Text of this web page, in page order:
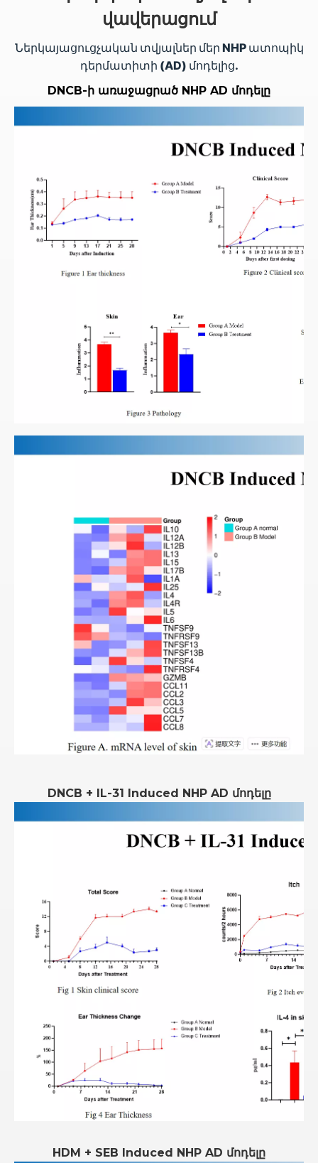
վավերացում
Ներկայացուցչական տվյալներ մեր NHP ատոպիկ
դերմատիտի (AD) մոդելից.
DNCB-ի առաջացրած NHP AD մոդելը
DNCB + IL-31 Induced NHP AD մոդելը
HDM + SEB Induced NHP AD մոդելը